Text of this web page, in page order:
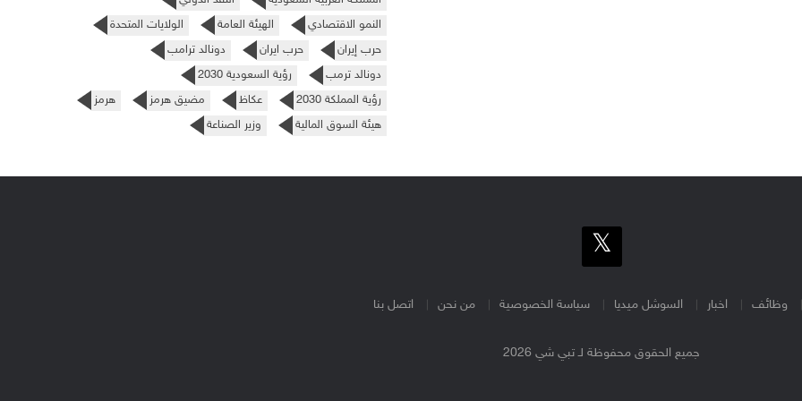
النمو الاقتصادي
الهيئة العامة
الولايات المتحدة
حرب إيران
حرب ايران
دونالد ترامب
دونالد ترمب
رؤية السعودية 2030
رؤية المملكة 2030
عكاظ مضيق هرمز
هرمز
هيئة السوق المالية
وزير الصناعة
وظائف اخبار السوشل ميديا سياسة الخصوصية من نحن اتصل بنا
جميع الحقوق محفوظة لـ تبي شي 2026